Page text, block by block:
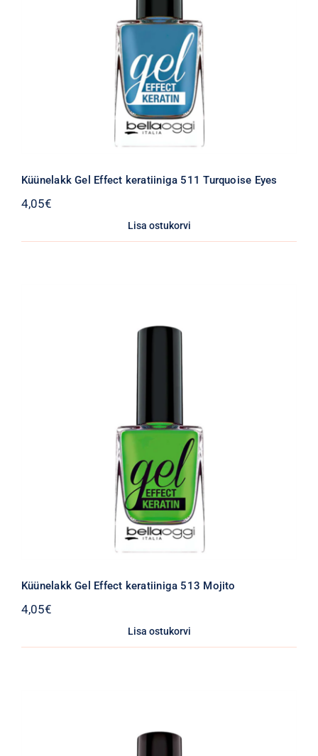
Küünelakk Gel Effect keratiiniga 511 Turquoise Eyes
4,05€
Lisa ostukorvi
Küünelakk Gel Effect keratiiniga 513 Mojito
4,05€
Lisa ostukorvi